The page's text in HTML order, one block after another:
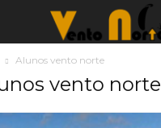
Alunos vento norte
vento norte